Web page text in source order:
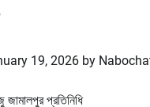
19, 2026 by
প্রতিনিধি